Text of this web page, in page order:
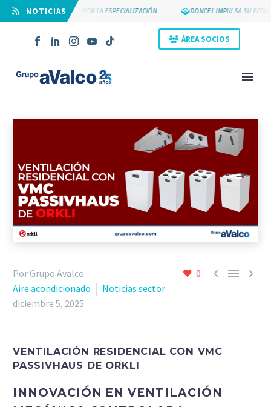
⠀NOTICIAS
SUYCAL 2000 APUESTA POR LA ESPECIALIZACIÓN DONCEL IMPULSA SU
ÁREA SOCIOS
0   
Por Grupo Avalco
Aire acondicionado
Noticias sector
diciembre 5, 2025
VENTILACIÓN RESIDENCIAL CON VMC
PASSIVHAUS DE ORKLI
INNOVACIÓN EN VENTILACIÓN